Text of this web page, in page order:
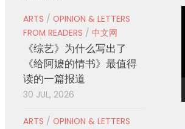
ARTS / OPINION & LETTERS
FROM READERS / 中文网
《综艺》为什么写出了
《给阿嬷的情书》最值得
读的一篇报道
30 JUL, 2026
ARTS / OPINION & LETTERS